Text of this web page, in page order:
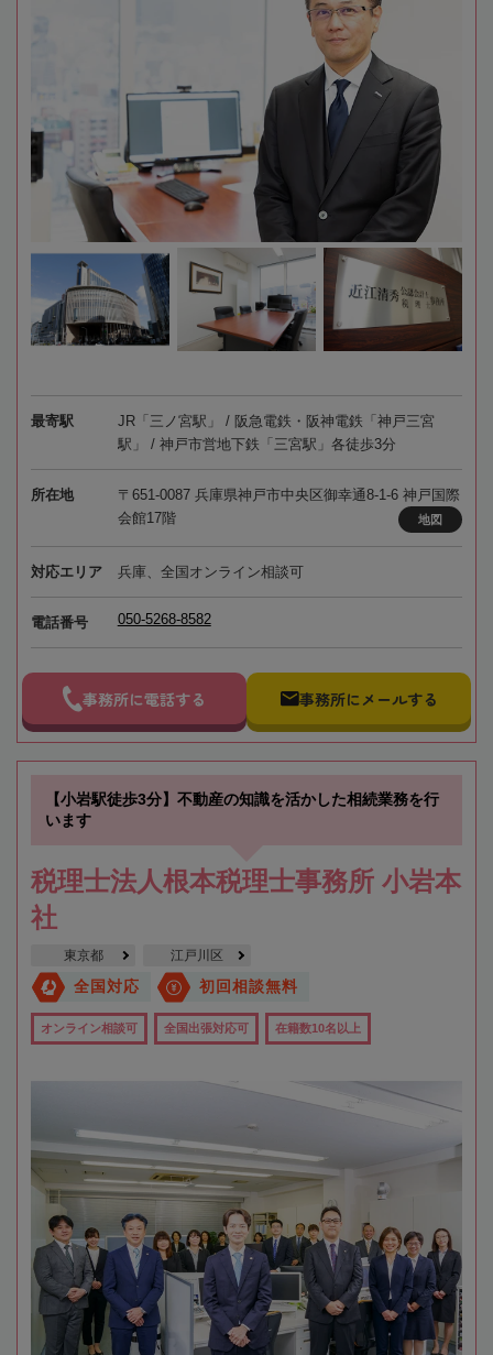
最寄駅
JR「三ノ宮駅」 / 阪急電鉄・阪神電鉄「神戸三宮
駅」 / 神戸市営地下鉄「三宮駅」各徒歩3分
所在地
〒651-0087 兵庫県神戸市中央区御幸通8-1-6 神戸国際
会館17階
地図
対応エリア 兵庫、全国オンライン相談可
電話番号 050-5268-8582
事務所に電話する 事務所にメールする
【小岩駅徒歩3分】不動産の知識を活かした相続業務を行
います
税理士法人根本税理士事務所 小岩本
社
東京都 江戸川区
全国対応 初回相談無料
オンライン相談可 全国出張対応可 在籍数10名以上